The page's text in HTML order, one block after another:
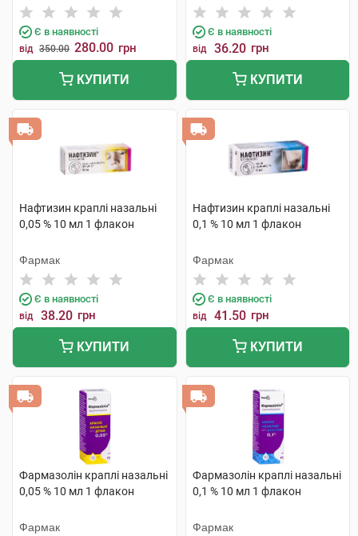
Є в наявності
від 350.00 280.00 грн
КУПИТИ
Є в наявності
від 36.20 грн
КУПИТИ
Нафтизин краплі назальні
0,05 % 10 мл 1 флакон
Фармак
Є в наявності
від 38.20 грн
КУПИТИ
Нафтизин краплі назальні
0,1 % 10 мл 1 флакон
Фармак
Є в наявності
від 41.50 грн
КУПИТИ
Фармазолін краплі назальні
0,05 % 10 мл 1 флакон
Фармак
Фармазолін краплі назальні
0,1 % 10 мл 1 флакон
Фармак